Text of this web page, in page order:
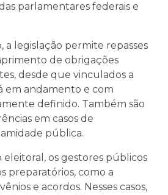
parlamentares federais e
a legislação permite repasses
de obrigações
desde que vinculados a
em andamento e com
definido. Também são
em casos de
pública.
os gestores públicos
preparatórios, como a
e acordos. Nesses casos,